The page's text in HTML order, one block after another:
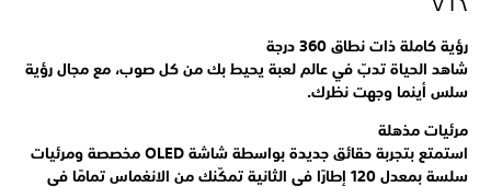
رؤية كاملة ذات نطاق 360 درجة
شاهد الحياة تدبّ في عالم لعبة يحيط بك من كل صوب، مع مجال رؤية
سلس أينما وجهت نظرك.
مرئيات مذهلة
استمتع بتجربة حقائق جديدة بواسطة شاشة OLED مخصصة ومرئيات
سلسة بمعدل 120 إطارًا في الثانية تمكّنك من الانغماس تمامًا في